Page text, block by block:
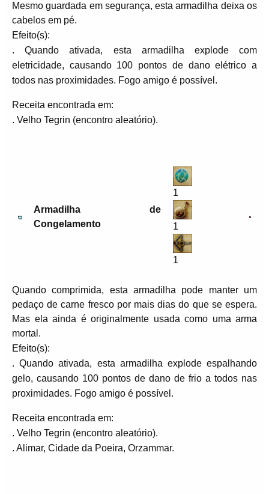
Mesmo guardada em segurança, esta armadilha deixa os
cabelos em pé.
Efeito(s):
. Quando ativada, esta armadilha explode com
eletricidade, causando 100 pontos de dano elétrico a
todos nas proximidades. Fogo amigo é possível.
Receita encontrada em:
. Velho Tegrin (encontro aleatório).
Armadilha de
Congelamento
1
1
1
Quando comprimida, esta armadilha pode manter um
pedaço de carne fresco por mais dias do que se espera.
Mas ela ainda é originalmente usada como uma arma
mortal.
Efeito(s):
. Quando ativada, esta armadilha explode espalhando
gelo, causando 100 pontos de dano de frio a todos nas
proximidades. Fogo amigo é possível.
Receita encontrada em:
. Velho Tegrin (encontro aleatório).
. Alimar, Cidade da Poeira, Orzammar.